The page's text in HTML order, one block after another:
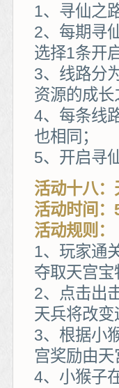
1、寻仙之
2、每期寻
选择1条开
3、线路分
资源的成
4、每条线
也相同；
5、开启寻
活动十八：
活动时间
活动规则：
1、玩家通
夺取天宫宝
2、点击出
天兵将改变
3、根据小
宫奖励由
4、小猴子